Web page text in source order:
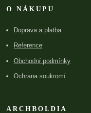
O NÁKUPU
Doprava a platba
Reference
Obchodní podmínky
Ochrana soukromí
ARCHBOLDIA